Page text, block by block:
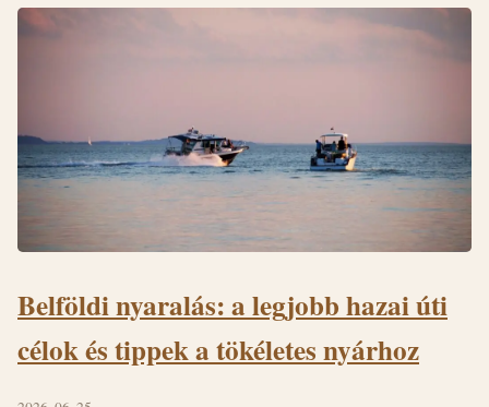
Belföldi nyaralás: a legjobb hazai úti
célok és tippek a tökéletes nyárhoz